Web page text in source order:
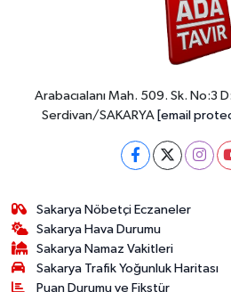
Arabacıalanı Mah. 509. Sk. No:3
Serdivan/SAKARYA [email
Sakarya Nöbetçi Eczaneler
Sakarya Hava Durumu
Sakarya Namaz Vakitleri
Sakarya Trafik Yoğunluk Haritası
Puan Durumu ve Fikstür